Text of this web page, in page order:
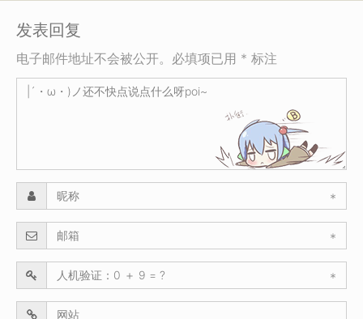
发表回复
电子邮件地址不会被公开。必填项已用 * 标注
*
*
*